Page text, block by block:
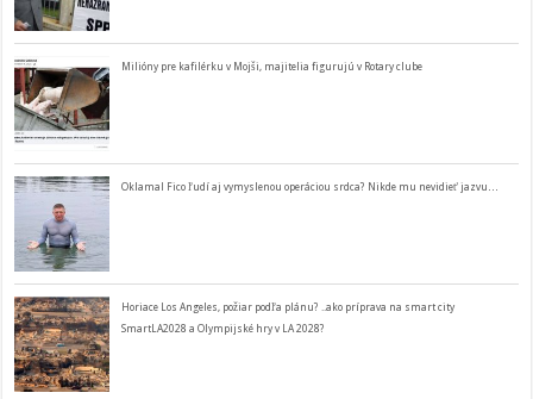
Milióny pre kafilérku v Mojši, majitelia figurujú v Rotary clube
Oklamal Fico ľudí aj vymyslenou operáciou srdca? Nikde mu nevidieť jazvu…
Horiace Los Angeles, požiar podľa plánu? ..ako príprava na smart city
SmartLA2028 a Olympijské hry v LA 2028?